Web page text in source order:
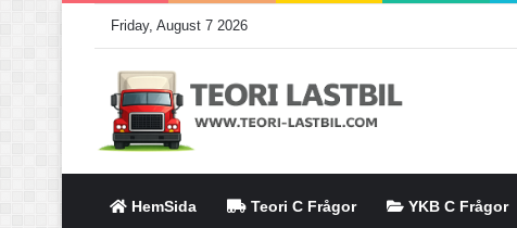
Friday, August 7 2026
HemSida Teori C Frågor YKB C Frågor